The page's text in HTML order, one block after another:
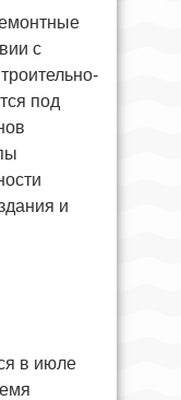
с
под
и
в июле